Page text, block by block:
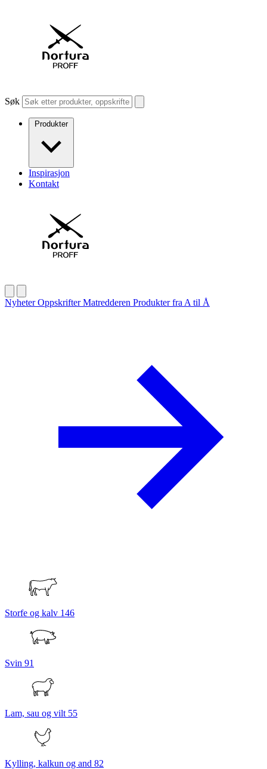
Søk
Produkter
Inspirasjon
Kontakt
NyheterOppskrifterMatredderen Produkter fra A til Å
Storfe og kalv 146
Svin 91
Lam, sau og vilt 55
Kylling, kalkun og and 82